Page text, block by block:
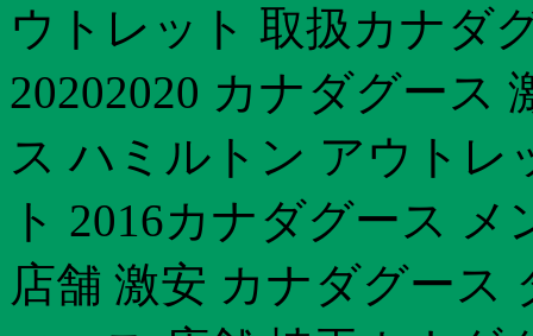
ウトレット 取扱カナダ
20202020 カナダグース
ス ハミルトン アウト
ト 2016カナダグース
店舗 激安 カナダグース